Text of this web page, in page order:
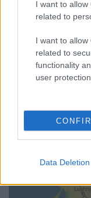
I want to
related to
I want to
related to
functionality
user protection.
Data Deletion
διοίκηση”».